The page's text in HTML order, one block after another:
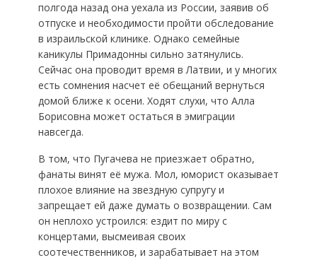
полгода назад она уехала из России, заявив об
отпуске и необходимости пройти обследование
в израильской клинике. Однако семейные
каникулы Примадонны сильно затянулись.
Сейчас она проводит время в Латвии, и у многих
есть сомнения насчет её обещаний вернуться
домой ближе к осени. Ходят слухи, что Алла
Борисовна может остаться в эмиграции
навсегда.
В том, что Пугачева не приезжает обратно,
фанаты винят её мужа. Мол, юморист оказывает
плохое влияние на звездную супругу и
запрещает ей даже думать о возвращении. Сам
он неплохо устроился: ездит по миру с
концертами, высмеивая своих
соотечественников, и зарабатывает на этом